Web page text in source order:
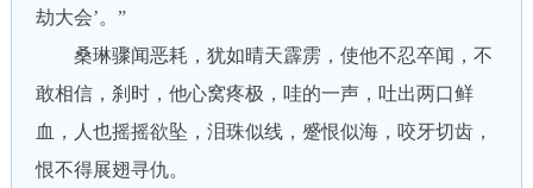
劫大会’。”
桑琳骤闻恶耗，犹如晴天霹雳，使他不忍卒闻，不
敢相信，刹时，他心窝疼极，哇的一声，吐出两口鲜
血，人也摇摇欲坠，泪珠似线，蹙恨似海，咬牙切齿，
恨不得展翅寻仇。